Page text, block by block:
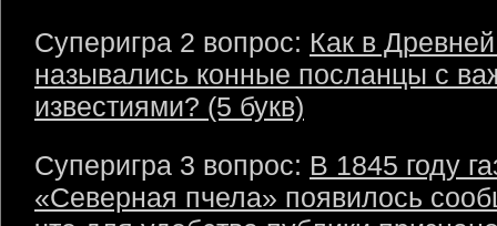
Суперигра 2 вопрос: Как в
назывались конные посланцы с
известиями? (5 букв)
Суперигра 3 вопрос: В 1845 году
«Северная пчела» появилось